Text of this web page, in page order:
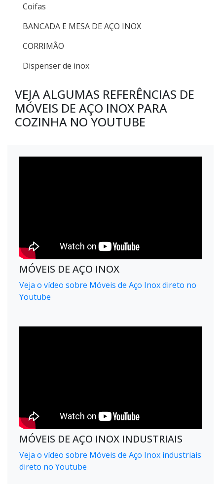
Coifas
BANCADA E MESA DE AÇO INOX
CORRIMÃO
Dispenser de inox
VEJA ALGUMAS REFERÊNCIAS DE
MÓVEIS DE AÇO INOX PARA
COZINHA NO YOUTUBE
MÓVEIS DE AÇO INOX
Veja o vídeo sobre Móveis de Aço Inox direto no
Youtube
MÓVEIS DE AÇO INOX INDUSTRIAIS
Veja o vídeo sobre Móveis de Aço Inox industriais
direto no Youtube